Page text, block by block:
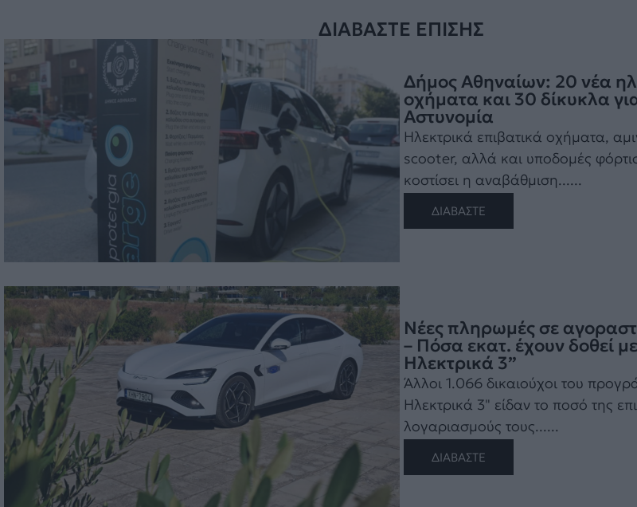
ΔΙΑΒΑΣΤΕ ΕΠΙΣΗΣ
Δήμος Αθηναίων: 20 νέα
οχήματα και 30 δίκυκλα
Αστυνομία
Ηλεκτρικά επιβατικά οχήματα,
scooter, αλλά και υποδομές
κοστίσει η αναβάθμιση......
ΔΙΑΒΑΣΤΕ
Νέες πληρωμές σε
– Πόσα εκατ. έχουν δοθεί
Ηλεκτρικά 3”
Άλλοι 1.066 δικαιούχοι του
Ηλεκτρικά 3" είδαν το ποσό της
λογαριασμούς τους......
ΔΙΑΒΑΣΤΕ